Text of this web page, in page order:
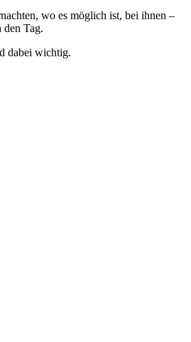
wo es möglich ist, bei ihnen –
den Tag.
dabei wichtig.